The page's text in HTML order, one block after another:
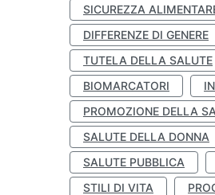
SICUREZZA
DIFFERENZE DI GENERE
TUTELA DELLA SALUTE
BIOMARCATORI
PROMOZIONE DELLA
SALUTE DELLA DONNA
SALUTE PUBBLICA
STILI DI VITA